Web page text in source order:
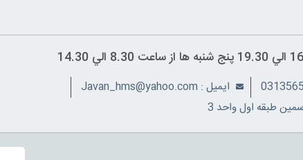
ايميل : Javan_hms@yahoo.com
طبقه اول واحد 3